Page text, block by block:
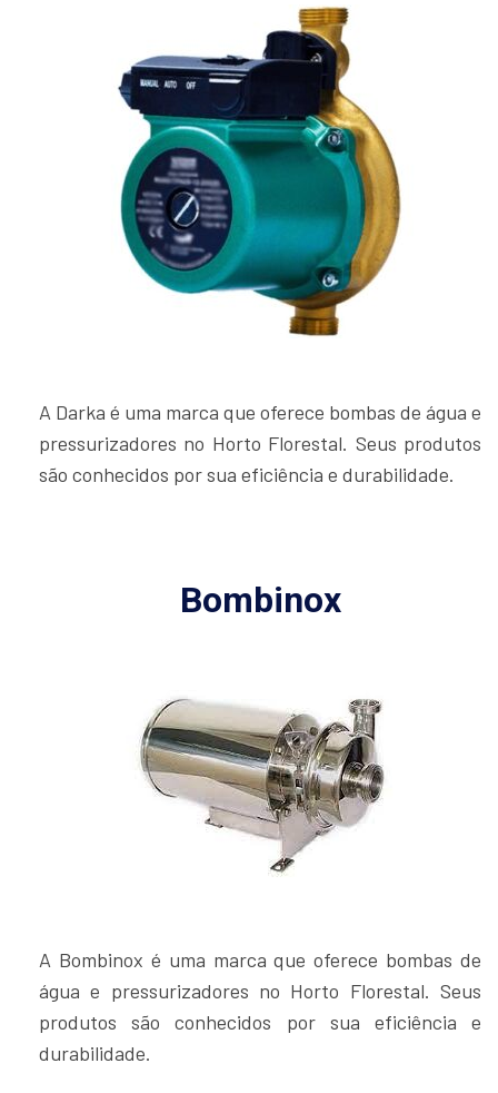
A Darka é uma marca que oferece bombas de água e
pressurizadores no Horto Florestal. Seus produtos
são conhecidos por sua eficiência e durabilidade.
Bombinox
A Bombinox é uma marca que oferece bombas de
água e pressurizadores no Horto Florestal. Seus
produtos são conhecidos por sua eficiência e
durabilidade.